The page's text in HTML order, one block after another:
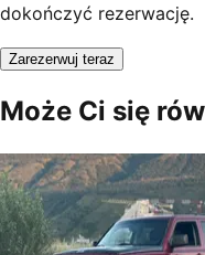
dokończyć rezerwację.
Zarezerwuj teraz
Może Ci się